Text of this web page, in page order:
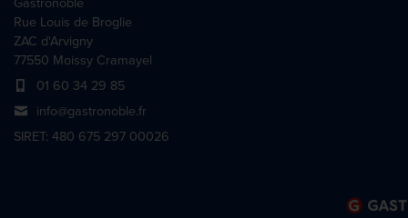
Rue Louis de Broglie
ZAC d'Arvigny
77550 Moissy Cramayel
01 60 34 29 85
info@gastronoble.fr
SIRET: 480 675 297 00026